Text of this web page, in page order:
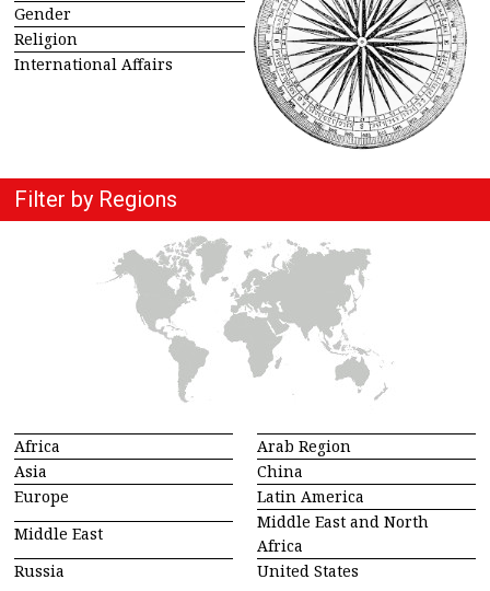
Gender
Religion
International Affairs
Filter by Regions
Africa
Arab Region
Asia
China
Europe
Latin America
Middle East
Middle East and North
Africa
Russia
United States